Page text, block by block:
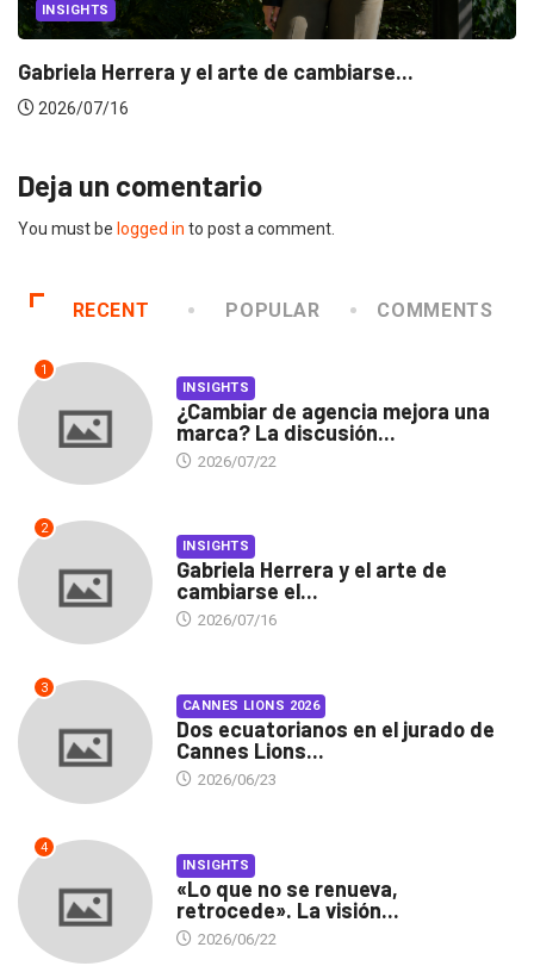
INSIGHTS
Gabriela Herrera y el arte de cambiarse...
2026/07/16
Deja un comentario
You must be logged in to post a comment.
RECENT POPULAR COMMENTS
1
INSIGHTS
¿Cambiar de agencia mejora una
marca? La discusión...
2026/07/22
2
INSIGHTS
Gabriela Herrera y el arte de
cambiarse el...
2026/07/16
3
CANNES LIONS 2026
Dos ecuatorianos en el jurado de
Cannes Lions...
2026/06/23
4
INSIGHTS
«Lo que no se renueva,
retrocede». La visión...
2026/06/22